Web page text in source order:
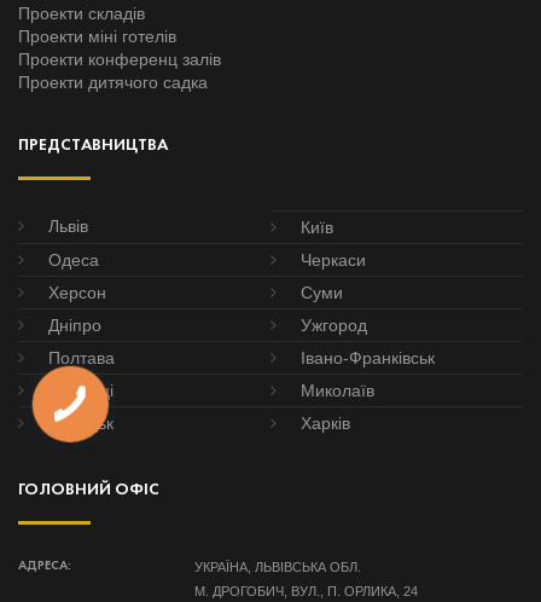
Проекти складів
Проекти міні готелів
Проекти конференц залів
Проекти дитячого садка
ПРЕДСТАВНИЦТВА
Львів
Київ
Одеса
Черкаси
Херсон
Суми
Дніпро
Ужгород
Полтава
Івано-Франківськ
Чернівці
Миколаїв
Донецьк
Харків
ГОЛОВНИЙ ОФІС
АДРЕСА:
УКРАЇНА, ЛЬВІВСЬКА ОБЛ.
М. ДРОГОБИЧ, ВУЛ., П. ОРЛИКА, 24